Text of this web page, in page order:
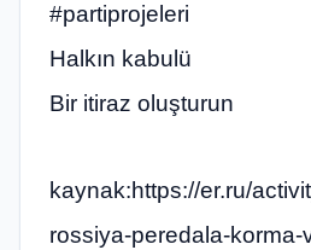
#partiprojeleri
Halkın kabulü
Bir itiraz oluşturun
kaynak:https://er.ru/
rossiya-peredala-korma-